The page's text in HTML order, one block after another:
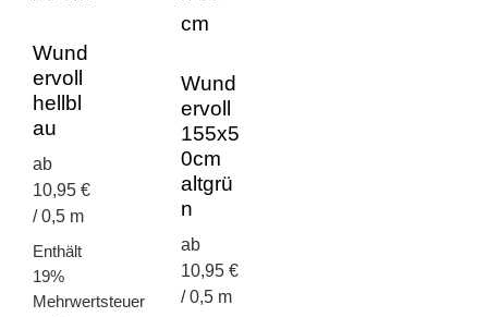
Wund
ervoll
hellbl
au
ab
10,95 €
/ 0,5 m
Enthält
19%
Mehrwertsteuer
Wund
ervoll
155x5
0cm
altgrü
n
ab
10,95 €
/ 0,5 m